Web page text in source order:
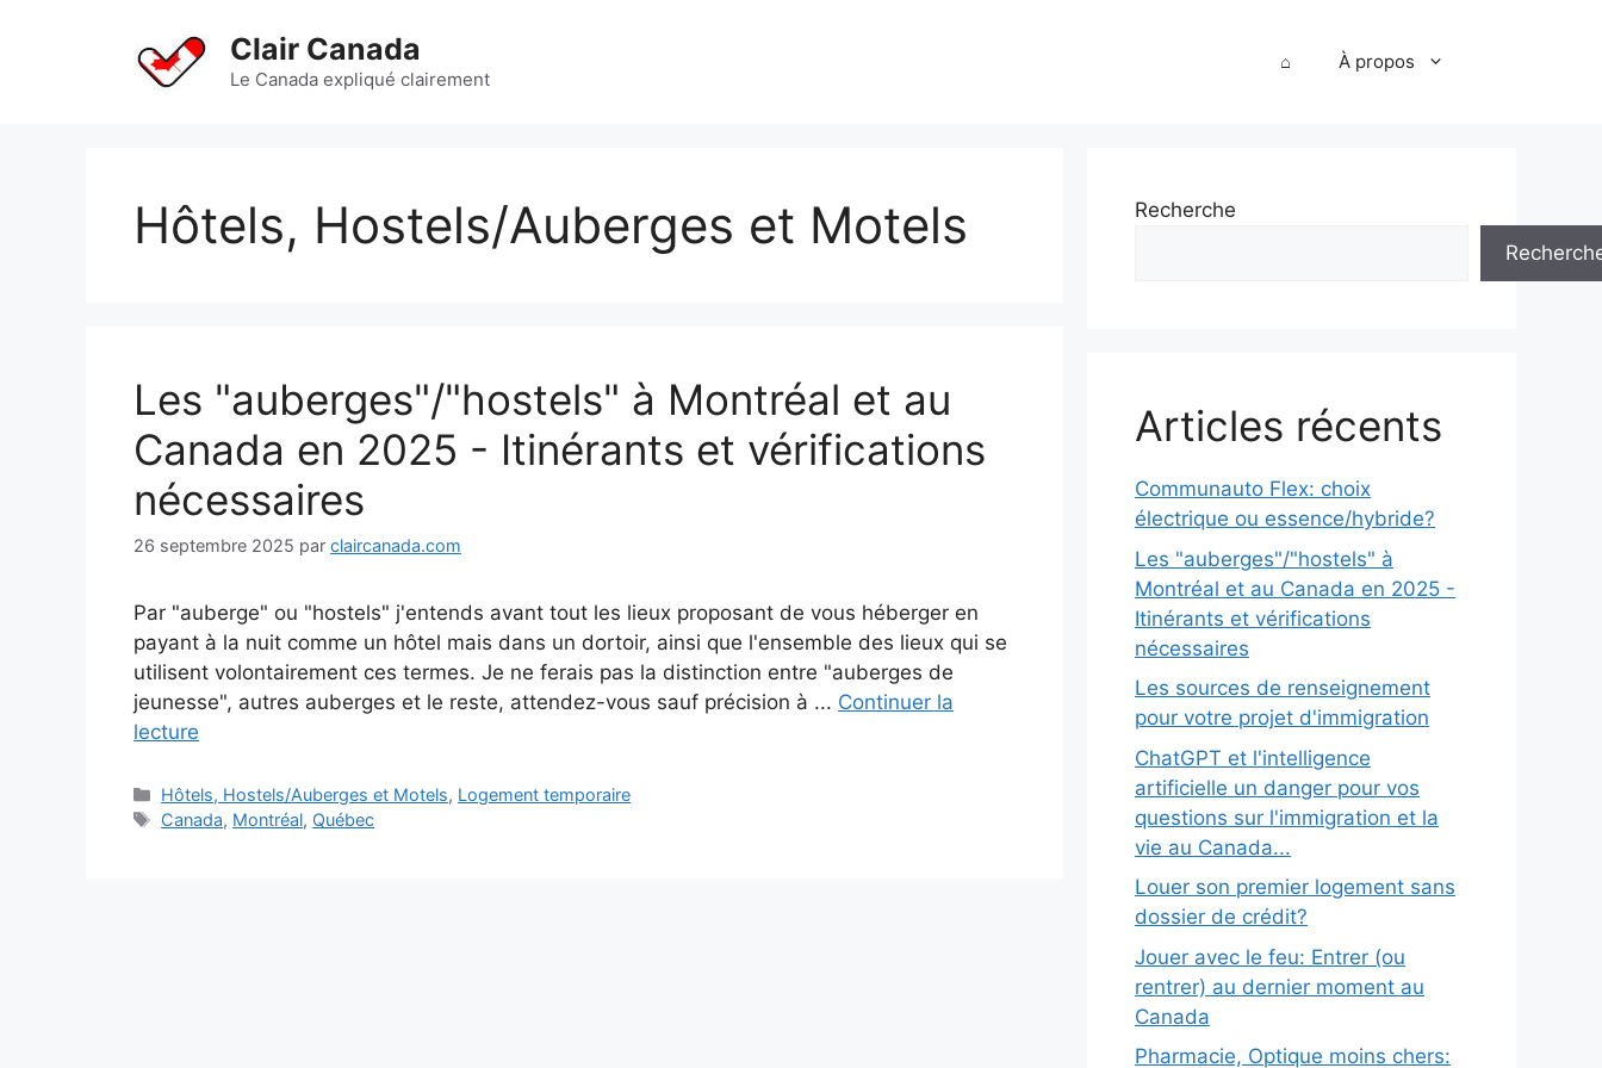
Clair Canada
Le Canada expliqué clairement
⌂ À propos
Hôtels, Hostels/Auberges et Motels
Les "auberges"/"hostels" à Montréal et au
Canada en 2025 - Itinérants et vérifications
nécessaires
26 septembre 2025 par claircanada.com
Par "auberge" ou "hostels" j'entends avant tout les lieux proposant de vous héberger en
payant à la nuit comme un hôtel mais dans un dortoir, ainsi que l'ensemble des lieux qui se
utilisent volontairement ces termes. Je ne ferais pas la distinction entre "auberges de
jeunesse", autres auberges et le reste, attendez-vous sauf précision à ... Continuer la
lecture
Catégories
Hôtels, Hostels/Auberges et Motels, Logement temporaire
Étiquettes
Canada, Montréal, Québec
Recherche
Articles récents
Communauto Flex: choix
électrique ou essence/hybride?
Les "auberges"/"hostels" à
Montréal et au Canada en 2025 -
Itinérants et vérifications
nécessaires
Les sources de renseignement
pour votre projet d'immigration
ChatGPT et l'intelligence
artificielle un danger pour vos
questions sur l'immigration et la
vie au Canada...
Louer son premier logement sans
dossier de crédit?
Jouer avec le feu: Entrer (ou
rentrer) au dernier moment au
Canada
Pharmacie, Optique moins chers: